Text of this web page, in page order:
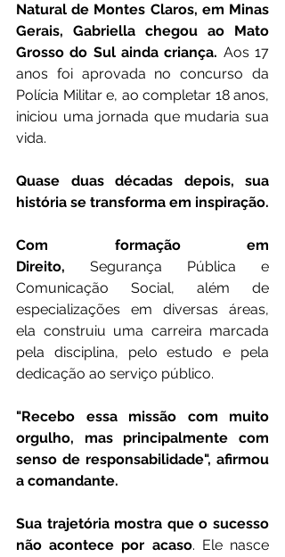
Natural de Montes Claros, em Minas
Gerais, Gabriella chegou ao Mato
Grosso do Sul ainda criança. Aos 17
anos foi aprovada no concurso da
Polícia Militar e, ao completar 18 anos,
iniciou uma jornada que mudaria sua
vida.
Quase duas décadas depois, sua
história se transforma em inspiração.
Com formação em
Direito, Segurança Pública e
Comunicação Social, além de
especializações em diversas áreas,
ela construiu uma carreira marcada
pela disciplina, pelo estudo e pela
dedicação ao serviço público.
"Recebo essa missão com muito
orgulho, mas principalmente com
senso de responsabilidade", afirmou
a comandante.
Sua trajetória mostra que o sucesso
não acontece por acaso. Ele nasce